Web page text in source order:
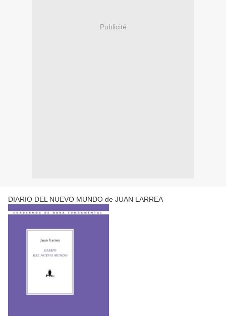
Publicité
DIARIO DEL NUEVO MUNDO de JUAN LARREA